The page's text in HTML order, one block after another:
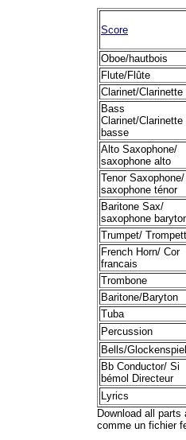
Score
Oboe/hautbois
Flute/Flûte
Clarinet/Clarinette
Bass
Clarinet/Clarinette
basse
Alto Saxophone/
saxophone alto
Tenor Saxophone/
saxophone ténor
Baritone Sax/
saxophone
Trumpet/
French Horn/ Cor
francais
Trombone
Baritone/Baryton
Tuba
Percussion
Bells/Glockenspiel
Bb Conductor/ Si
bémol Directeur
Lyrics
Download all
comme un fichier